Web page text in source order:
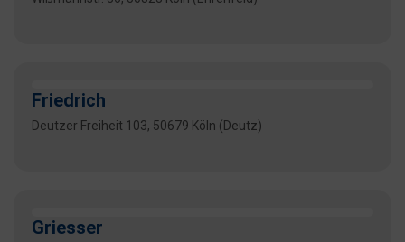
Friedrich
Deutzer Freiheit 103, 50679 Köln (Deutz)
Griesser